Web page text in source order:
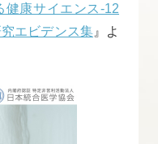
健康サイエンス-12
エビデンス集』よ